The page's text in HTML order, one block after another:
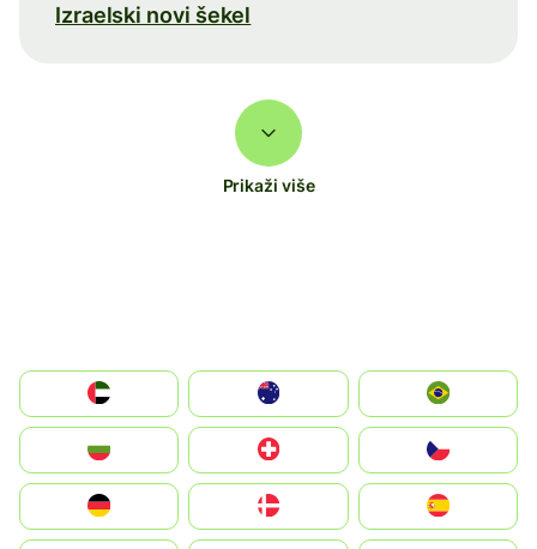
Izraelski novi šekel
Prikaži više
الإمارات العربية المتحدة
Switzerland
Deutschland